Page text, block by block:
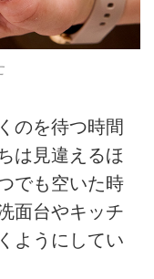
のを待つ時間
は見違えるほ
でも空いた時
面台やキッチ
ようにしてい